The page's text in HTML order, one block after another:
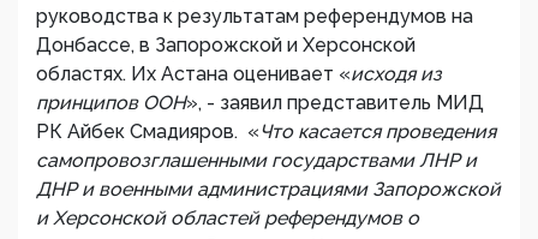
руководства к результатам референдумов на
Донбассе, в Запорожской и Херсонской
областях. Их Астана оценивает «исходя из
принципов ООН», - заявил представитель МИД
РК Айбек Смадияров. «Что касается проведения
самопровозглашенными государствами ЛНР и
ДНР и военными администрациями Запорожской
и Херсонской областей референдумов о